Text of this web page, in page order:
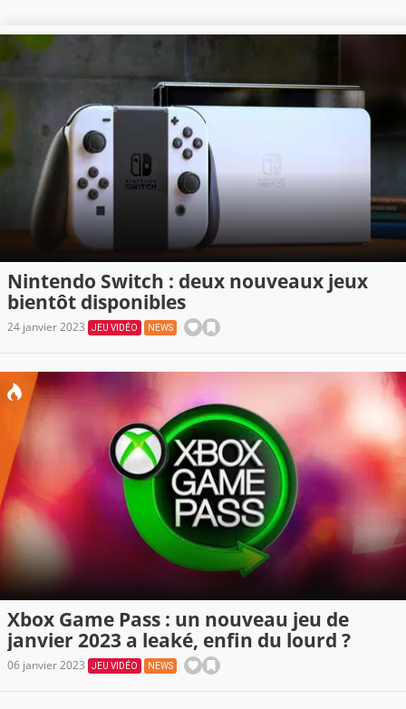
Nintendo Switch : deux nouveaux jeux
bientôt disponibles
24 janvier 2023 JEU VIDÉO NEWS
Xbox Game Pass : un nouveau jeu de
janvier 2023 a leaké, enfin du lourd ?
06 janvier 2023 JEU VIDÉO NEWS